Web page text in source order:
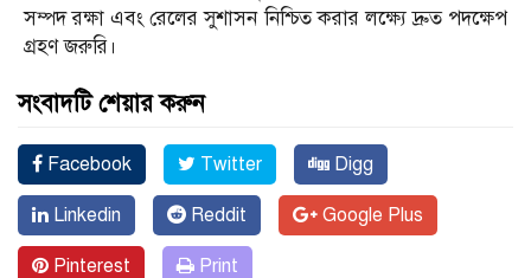
সম্পদ রক্ষা এবং রেলের সুশাসন নিশ্চিত করার লক্ষ্যে দ্রুত পদক্ষেপ
গ্রহণ জরুরি।
সংবাদটি শেয়ার করুন
Facebook Twitter Digg
Linkedin Reddit Google Plus
Pinterest Print